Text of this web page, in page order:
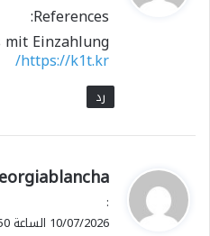
ل
References:
mit Einzahlung
https://k1t.kr/
رد
ي
و
:
10/07/2026 الساعة 14:50